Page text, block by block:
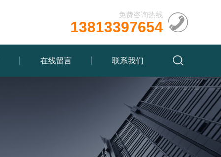
免费咨询热线
13813397654
在线留言 联系我们